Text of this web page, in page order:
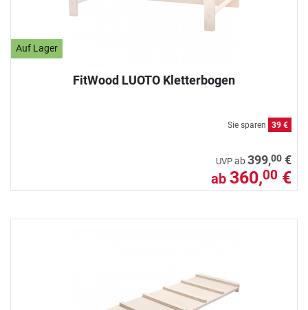
Auf Lager
FitWood LUOTO Kletterbogen
Sie sparen 39 €
UVP ab399,00 €
ab 360,00 €